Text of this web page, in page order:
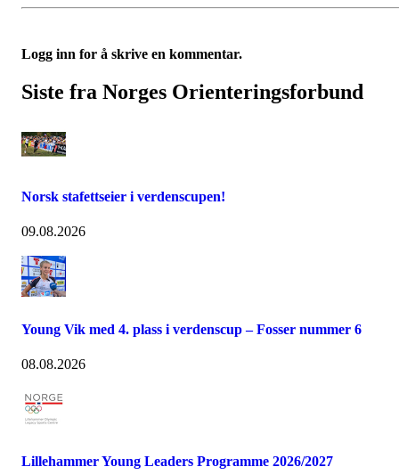
Logg inn for å skrive en kommentar.
Siste fra Norges Orienteringsforbund
Norsk stafettseier i verdenscupen!
09.08.2026
Young Vik med 4. plass i verdenscup – Fosser nummer 6
08.08.2026
Lillehammer Young Leaders Programme 2026/2027